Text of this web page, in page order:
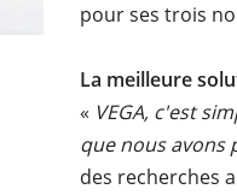
pour ses trois
La meilleure
« VEGA, c'est
que nous avons
des recherches